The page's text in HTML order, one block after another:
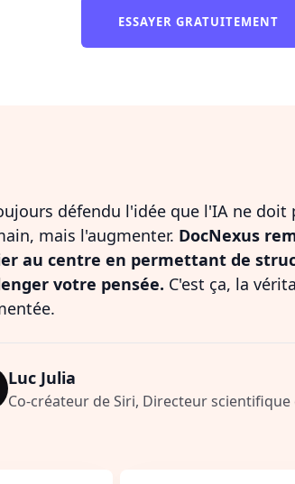
ESSAYER GRATUITEMENT
défendu l'idée que l'IA ne doit
mais l'augmenter. DocNexus
au centre en permettant de
votre pensée. C'est ça, la
Luc Julia
Co-créateur de Siri, Directeur scientifique